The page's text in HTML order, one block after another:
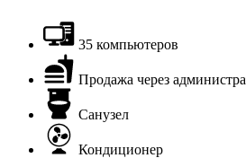
35 компьютеров
Продажа через
Санузел
Кондиционер